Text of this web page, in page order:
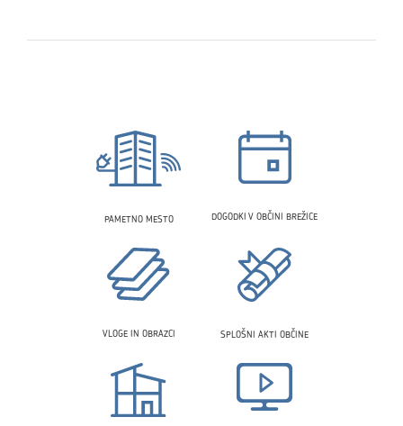
PAMETNO MESTO DOGODKI V OBČINI BREŽICE
VLOGE IN OBRAZCI SPLOŠNI AKTI OBČINE